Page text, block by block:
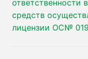
ответственности
средств
лицензии ОС№